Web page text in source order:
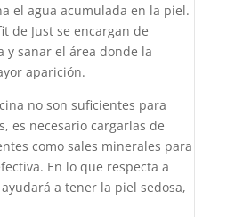
el agua acumulada en la piel.
de Just se encargan de
y sanar el área donde la
aparición.
no son suficientes para
es necesario cargarlas de
como sales minerales para
En lo que respecta a
a tener la piel sedosa,